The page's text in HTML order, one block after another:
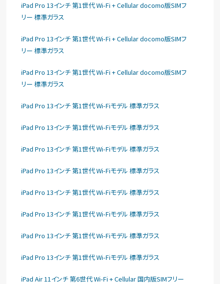
iPad Pro 13インチ 第1世代 Wi-Fi + Cellular docomo版SIMフ
リー 標準ガラス
iPad Pro 13インチ 第1世代 Wi-Fi + Cellular docomo版SIMフ
リー 標準ガラス
iPad Pro 13インチ 第1世代 Wi-Fi + Cellular docomo版SIMフ
リー 標準ガラス
iPad Pro 13インチ 第1世代 Wi-Fiモデル 標準ガラス
iPad Pro 13インチ 第1世代 Wi-Fiモデル 標準ガラス
iPad Pro 13インチ 第1世代 Wi-Fiモデル 標準ガラス
iPad Pro 13インチ 第1世代 Wi-Fiモデル 標準ガラス
iPad Pro 13インチ 第1世代 Wi-Fiモデル 標準ガラス
iPad Pro 13インチ 第1世代 Wi-Fiモデル 標準ガラス
iPad Pro 13インチ 第1世代 Wi-Fiモデル 標準ガラス
iPad Pro 13インチ 第1世代 Wi-Fiモデル 標準ガラス
iPad Air 11インチ 第6世代 Wi-Fi + Cellular 国内版SIMフリー